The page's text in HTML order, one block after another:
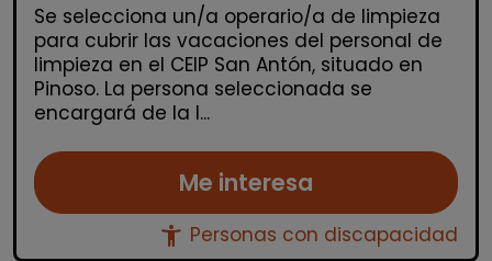
Se selecciona un/a operario/a de limpieza
para cubrir las vacaciones del personal de
limpieza en el CEIP San Antón, situado en
Pinoso. La persona seleccionada se
encargará de la l...
Me interesa
accessibility_new Personas con discapacidad